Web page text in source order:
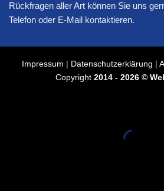
Rückfragen aller Art können Sie uns
Telefon oder E-Mail kontaktieren.
Impressum | Datenschutzerklärung |
Copyright 2014 - 2026 ©